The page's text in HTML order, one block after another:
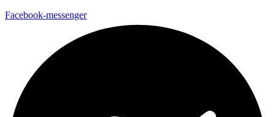
Facebook-messenger